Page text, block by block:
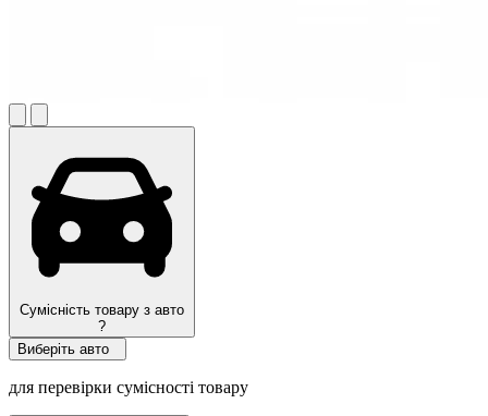
Сумісність товару з авто
?
Виберіть авто
для перевірки сумісності товару